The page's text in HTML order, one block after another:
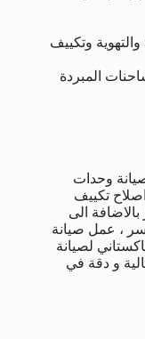
وتكييف
المبردة
وصيانة وحدات
تكييف
الى
، عمل صيانة
لصيانة
و دقة في